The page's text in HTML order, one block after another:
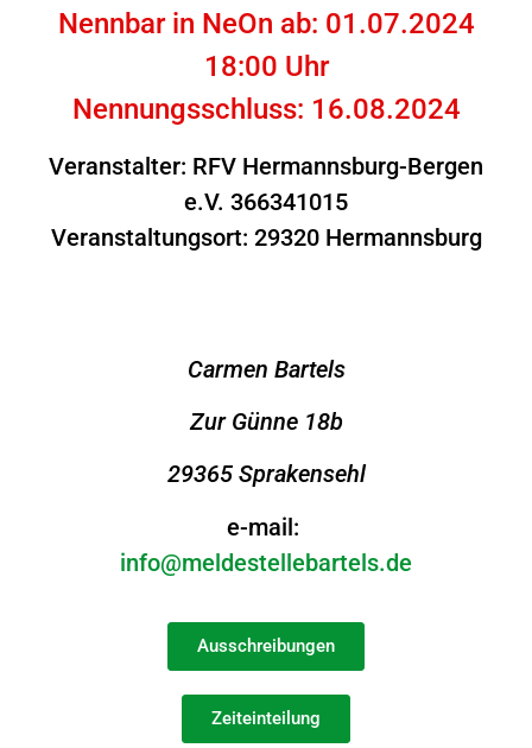
Nennbar in NeOn ab: 01.07.2024
18:00 Uhr
Nennungsschluss: 16.08.2024
Veranstalter: RFV Hermannsburg-Bergen
e.V. 366341015
Veranstaltungsort: 29320 Hermannsburg
Carmen Bartels
Zur Günne 18b
29365 Sprakensehl
e-mail:
info@meldestellebartels.de
Ausschreibungen
Zeiteinteilung